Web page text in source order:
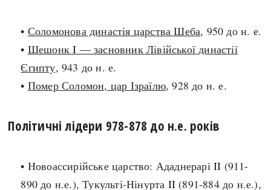
• Соломонова династія царства Шеба, 950 до н. е.
• Шешонк I — засновник Лівійської династії
Єгипту, 943 до н. е.
• Помер Соломон, цар Ізраїлю, 928 до н. е.
Політичні лідери 978-878 до н.е. років
• Новоассирійське царство: Ададнерарі II (911-
890 до н.е.), Тукульті-Нінурта II (891-884 до н.е.),